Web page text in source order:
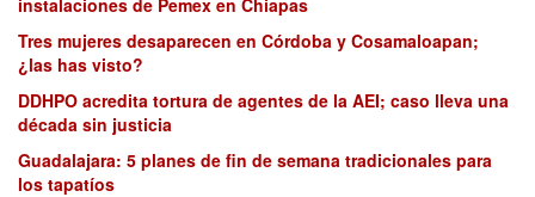
Tres mujeres desaparecen en Córdoba y Cosamaloapan;
¿las has visto?
DDHPO acredita tortura de agentes de la AEI; caso lleva una
década sin justicia
Guadalajara: 5 planes de fin de semana tradicionales para
los tapatíos